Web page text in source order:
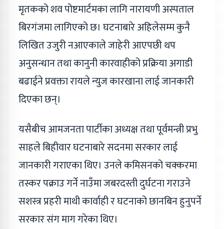
मृतकको शव पोष्टमार्टमका लागि नारायणी अस्पताल
बिरगंजमा लागिएको छ। घटनाबारे अहिलेसम्म कुनै
लिखित उजुरी नआएकाले जाहेरी आएपछी थप
अनुसन्धान तथा कानुनी कारवाहीको प्रक्रिया अगाडी
बढाईने प्रवक्ता रायले न्युज कारखाना लाई जानकारी
दिएका छन्।
यसैबीच आमजनता पार्टीका अध्यक्ष तथा पूर्वमन्त्री प्रभु
साहले बिहीवार घटनाबारे सदनमा सरकार लाई
जानकारी गराएका थिए। उनले कमिसनको चक्करमा
तस्कर पक्राउ गर्ने नाउँमा जबरदस्ती दुर्घटना गराउने
सशस्त्र प्रहरी माथी कार्वाही र घटनाको छानबिन हुनुपर्ने
सरकार संग माग गरेका थिए।